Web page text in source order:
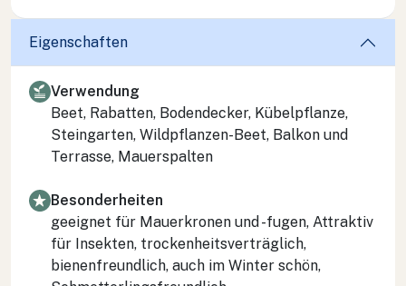
Eigenschaften
Verwendung
Beet, Rabatten, Bodendecker, Kübelpflanze,
Steingarten, Wildpflanzen-Beet, Balkon und
Terrasse, Mauerspalten
Besonderheiten
geeignet für Mauerkronen und -fugen, Attraktiv
für Insekten, trockenheitsverträglich,
bienenfreundlich, auch im Winter schön,